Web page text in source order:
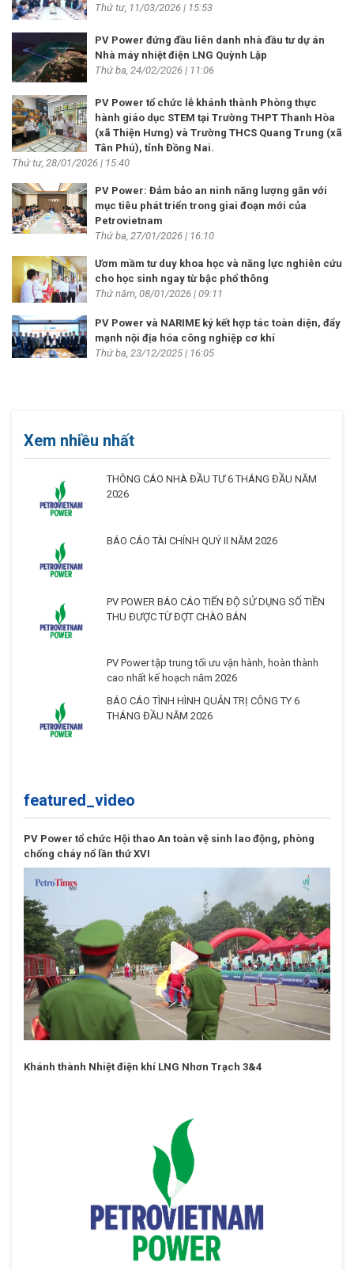
Thứ tư, 11/03/2026 | 15:53
PV Power đứng đầu liên danh nhà đầu tư dự án
Nhà máy nhiệt điện LNG Quỳnh Lập
Thứ ba, 24/02/2026 | 11:06
PV Power tổ chức lễ khánh thành Phòng thực
hành giáo dục STEM tại Trường THPT Thanh Hòa
(xã Thiện Hưng) và Trường THCS Quang Trung (xã
Tân Phú), tỉnh Đồng Nai.
Thứ tư, 28/01/2026 | 15:40
PV Power: Đảm bảo an ninh năng lượng gắn với
mục tiêu phát triển trong giai đoạn mới của
Petrovietnam
Thứ ba, 27/01/2026 | 16:10
Ươm mầm tư duy khoa học và năng lực nghiên cứu
cho học sinh ngay từ bậc phổ thông
Thứ năm, 08/01/2026 | 09:11
PV Power và NARIME ký kết hợp tác toàn diện, đẩy
mạnh nội địa hóa công nghiệp cơ khí
Thứ ba, 23/12/2025 | 16:05
Xem nhiều nhất
THÔNG CÁO NHÀ ĐẦU TƯ 6 THÁNG ĐẦU NĂM
2026
BÁO CÁO TÀI CHÍNH QUÝ II NĂM 2026
PV POWER BÁO CÁO TIẾN ĐỘ SỬ DỤNG SỐ TIỀN
THU ĐƯỢC TỪ ĐỢT CHÀO BÁN
PV Power tập trung tối ưu vận hành, hoàn thành
cao nhất kế hoạch năm 2026
BÁO CÁO TÌNH HÌNH QUẢN TRỊ CÔNG TY 6
featured_video
PV Power tổ chức Hội thao An toàn vệ sinh lao động, phòng
chống cháy nổ lần thứ XVI